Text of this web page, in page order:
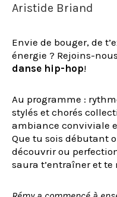
Aristide Briand
Envie de bouger, de
énergie ? Rejoins-
danse hip-hop!
Au programme :
stylés et chorés
ambiance conviviale
Que tu sois débutant
découvrir ou
saura t’entraîner et te